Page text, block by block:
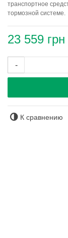
транспортное
тормозной системе.
23 559 грн
-
К сравнению